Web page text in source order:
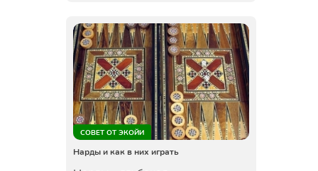
СОВЕТ ОТ ЭКОЙИ
Нарды и как в них играть